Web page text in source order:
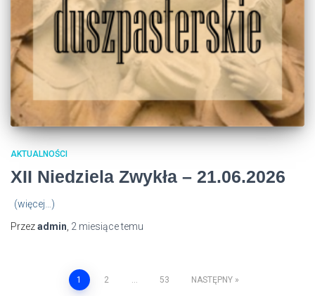
AKTUALNOŚCI
XII Niedziela Zwykła – 21.06.2026
(więcej…)
Przezadmin 2 miesiącetemu
Stronicowanie
1 2 53 NASTĘPNY